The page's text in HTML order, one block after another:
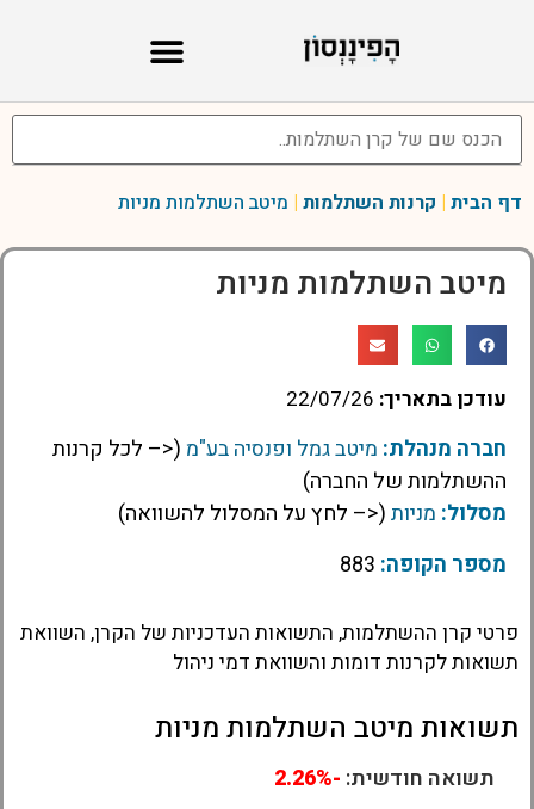
דף הבית | קרנות השתלמות | מיטב השתלמות מניות
מיטב השתלמות מניות
עודכן בתאריך: 22/07/26
חברה מנהלת: מיטב גמל ופנסיה בע"מ (<– לכל קרנות
ההשתלמות של החברה)
מסלול: מניות(<– לחץ על המסלול להשוואה)
מספר הקופה:
פרטי קרן ההשתלמות, התשואות העדכניות של הקרן, השוואת
תשואות לקרנות דומות והשוואת דמי ניהול
תשואות מיטב השתלמות מניות
תשואה חודשית: -2.26%